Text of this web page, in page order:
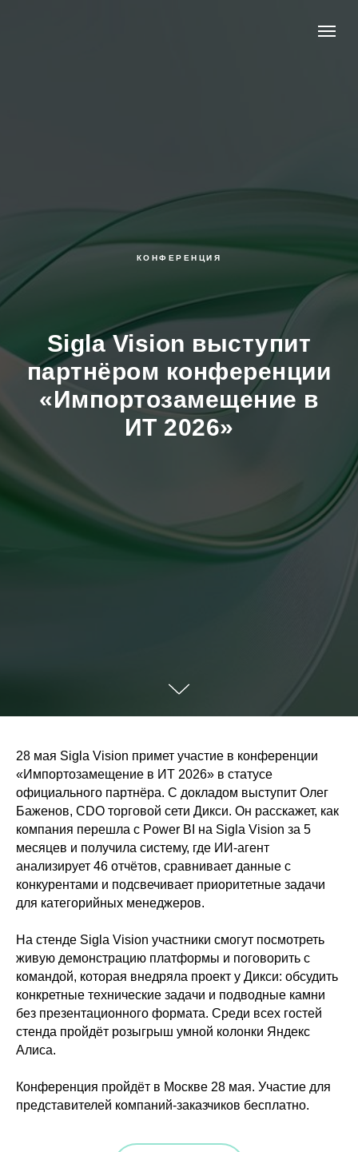
КОНФЕРЕНЦИЯ
Sigla Vision выступит
партнёром конференции
«Импортозамещение в
ИТ 2026»
28 мая Sigla Vision примет участие в конференции
«Импортозамещение в ИТ 2026» в статусе
официального партнёра. С докладом выступит Олег
Баженов, CDO торговой сети Дикси. Он расскажет, как
компания перешла с Power BI на Sigla Vision за 5
месяцев и получила систему, где ИИ-агент
анализирует 46 отчётов, сравнивает данные с
конкурентами и подсвечивает приоритетные задачи
для категорийных менеджеров.
На стенде Sigla Vision участники смогут посмотреть
живую демонстрацию платформы и поговорить с
командой, которая внедряла проект у Дикси: обсудить
конкретные технические задачи и подводные камни
без презентационного формата. Среди всех гостей
стенда пройдёт розыгрыш умной колонки Яндекс
Алиса.
Конференция пройдёт в Москве 28 мая. Участие для
представителей компаний-заказчиков бесплатно.